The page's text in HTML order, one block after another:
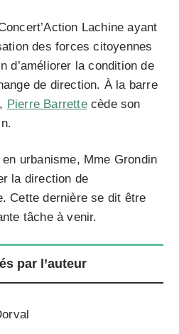
Lachine ayant
des forces citoyennes
d’améliorer la condition de
de direction. À la barre
Pierre Barrettecède son
urbanisme, Mme Grondin
la direction de
Cette dernière se dit être
tâche à venir.
par l’auteur